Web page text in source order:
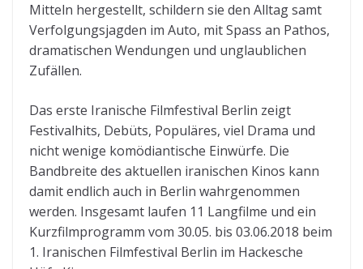
Mitteln hergestellt, schildern sie den Alltag samt
Verfolgungsjagden im Auto, mit Spass an Pathos,
dramatischen Wendungen und unglaublichen
Zufällen.
Das erste Iranische Filmfestival Berlin zeigt
Festivalhits, Debüts, Populäres, viel Drama und
nicht wenige komödiantische Einwürfe. Die
Bandbreite des aktuellen iranischen Kinos kann
damit endlich auch in Berlin wahrgenommen
werden. Insgesamt laufen 11 Langfilme und ein
Kurzfilmprogramm vom 30.05. bis 03.06.2018 beim
1. Iranischen Filmfestival Berlin im Hackesche